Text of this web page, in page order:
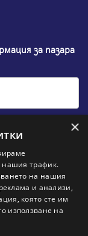
за пазара
×
нашия трафик.
на нашия
и анализи,
която сте им
използване на